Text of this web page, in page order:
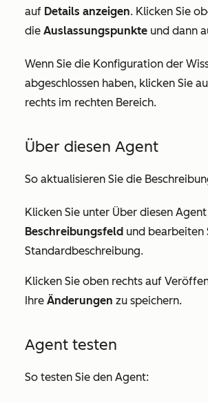
auf Details anzeigen. Klicken Sie
die Auslassungspunkte und dann
Wenn Sie die Konfiguration der
abgeschlossen haben, klicken Sie
rechts im rechten Bereich.
Über diesen Agent
So aktualisieren Sie die
Klicken Sie unter Über diesen Agent
Beschreibungsfeld und bearbeiten
Standardbeschreibung.
Klicken Sie oben rechts auf
Ihre Änderungen zu speichern.
Agent testen
So testen Sie den Agent: